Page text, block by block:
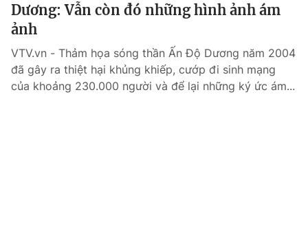
Dương: Vẫn còn đó những hình ảnh ám
ảnh
VTV.vn - Thảm họa sóng thần Ấn Độ Dương năm 2004
đã gây ra thiệt hại khủng khiếp, cướp đi sinh mạng
của khoảng 230.000 người và để lại những ký ức ám...